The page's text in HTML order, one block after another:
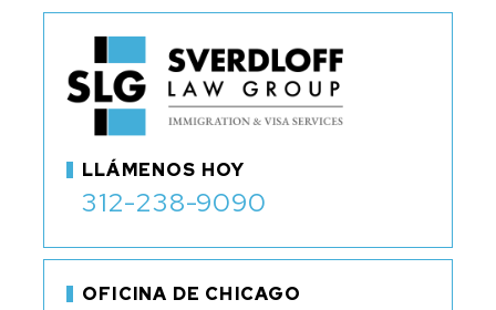
LLÁMENOS HOY
312-238-9090
OFICINA DE CHICAGO